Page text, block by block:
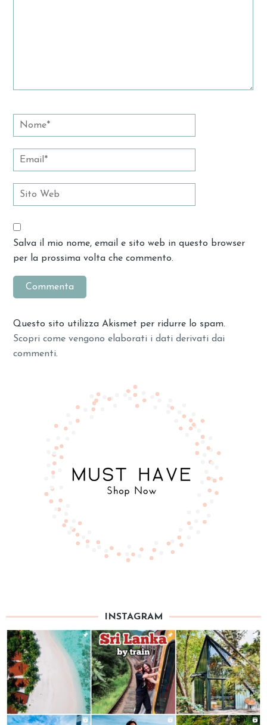
Salva il mio nome, email e sito web in questo browser
per la prossima volta che commento.
Questo sito utilizza Akismet per ridurre lo spam.
Scopri come vengono elaborati i dati derivati dai
commenti.
INSTAGRAM